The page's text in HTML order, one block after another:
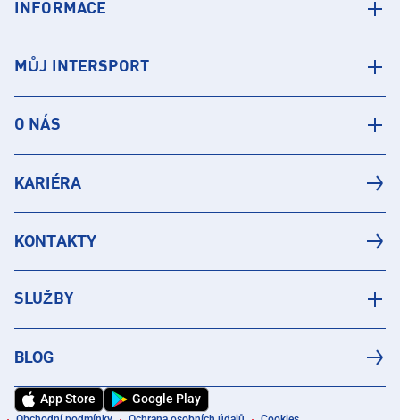
INFORMACE
MŮJ INTERSPORT
O NÁS
KARIÉRA
KONTAKTY
SLUŽBY
BLOG
App Store Google Play